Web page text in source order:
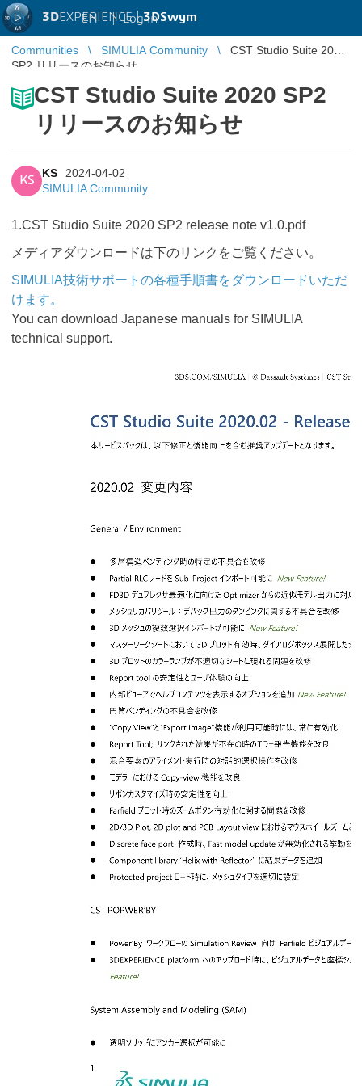
3DEXPERIENCE |3DSwym
EN | Log in
Communities SIMULIA Community
CST Studio Suite 2020
SP2 リリースのお知らせ
CST Studio Suite 2020 SP2
リリースのお知らせ
KS
KS
2024-04-02
SIMULIA Community
1.CST Studio Suite 2020 SP2 release note v1.0.pdf
メディアダウンロードは下のリンクをご覧ください。
SIMULIA技術サポートの各種手順書をダウンロードいただ
けます。
You can download Japanese manuals for SIMULIA
technical support.